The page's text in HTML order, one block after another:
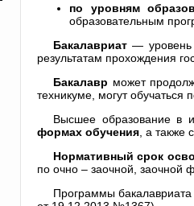
по уровням
образовательным
Бакалавриат — уровень
результатам прохождения
Бакалавр может
техникуме, могут
Высшее образование в
формах обучения , а
Нормативный срок
по очно – заочной, заочной
Программы